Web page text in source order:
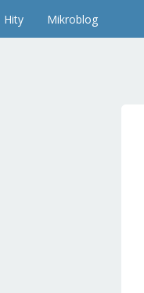
Hity Mikroblog